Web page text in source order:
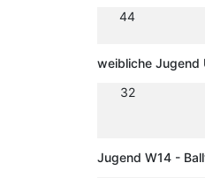
44
weibliche Jugend
32
Jugend W14 -